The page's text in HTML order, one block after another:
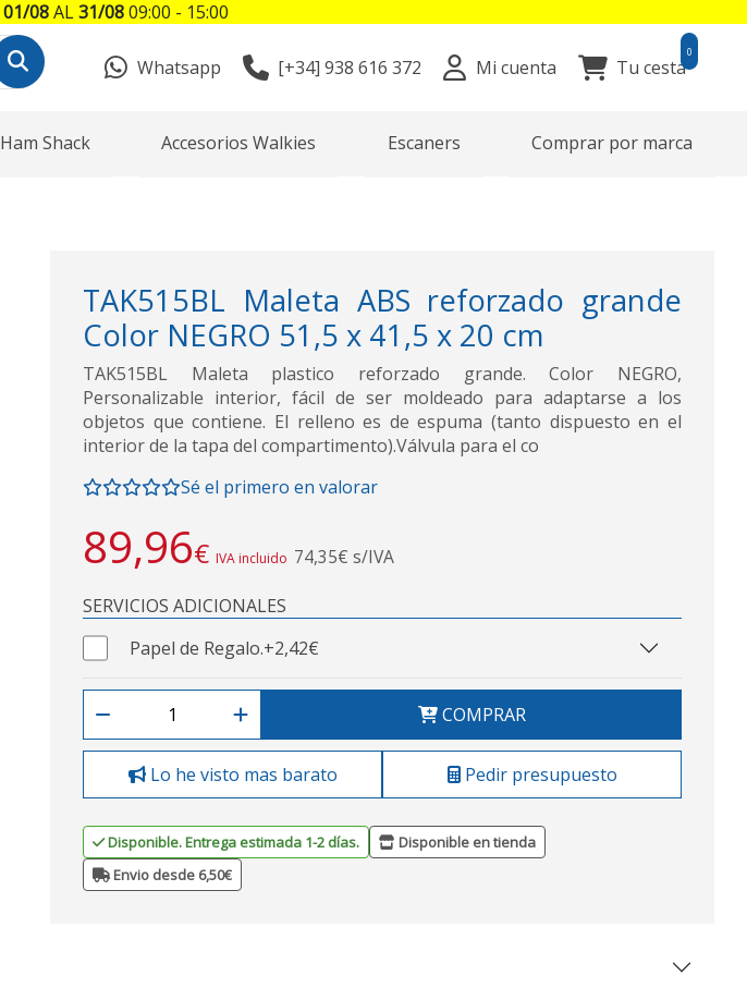
Whatsapp [+34] 938 616 372 Mi cuenta Tu cesta
0
Ham Shack Accesorios Walkies Escaners Comprar por marca
TAK515BL Maleta ABS reforzado grande
Color NEGRO 51,5 x 41,5 x 20 cm
TAK515BL Maleta plastico reforzado grande. Color NEGRO,
Personalizable interior, fácil de ser moldeado para adaptarse a los
objetos que contiene. El relleno es de espuma (tanto dispuesto en el
interior de la tapa del compartimento).Válvula para el co
Sé el primero en valorar
89,96€ IVA incluido 74,35€ s/IVA
SERVICIOS ADICIONALES
Papel de Regalo.+2,42€
COMPRAR
Lo he visto mas barato Pedir presupuesto
Disponible. Entrega estimada 1-2 días.
Disponible en tienda
Envio desde 6,50€
01/08AL31/0809:00 - 15:00